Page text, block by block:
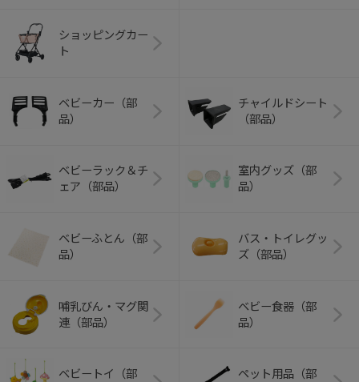
ショッピングカー
ト
ベビーカー（部
品）
チャイルドシート
（部品）
ベビーラック＆チ
ェア（部品）
室内グッズ（部
品）
ベビーふとん（部
品）
バス・トイレグッ
ズ（部品）
哺乳びん・マグ関
連（部品）
ベビー食器（部
品）
ベビートイ（部
ペット用品（部